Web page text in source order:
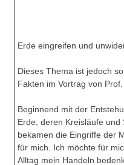
Erde eingreifen und
Dieses Thema ist jedoch
Fakten im Vortrag von
Beginnend mit der
Erde, deren Kreisläufe
bekamen die Eingriffe der
für mich. Ich möchte für
Alltag mein Handeln